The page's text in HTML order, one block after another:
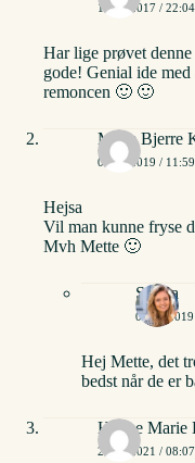
15/06/2017 / 22:04
Har lige prøvet
gode! Genial ide
remoncen 🙂 🙂
Mette Bjerre
05/01/2019 / 11:59
Hejsa
Vil man kunne fryse
Mvh Mette 🙂
Stinna
06/01/
Hej Mette, det
bedst når de er
Hanne Marie
25/01/2021 / 08:07